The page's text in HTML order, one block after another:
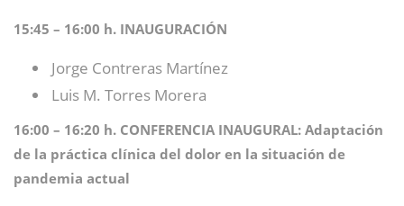
15:45 – 16:00 h. INAUGURACIÓN
Jorge Contreras Martínez
Luis M. Torres Morera
16:00 – 16:20 h. CONFERENCIA INAUGURAL: Adaptación
de la práctica clínica del dolor en la situación de
pandemia actual